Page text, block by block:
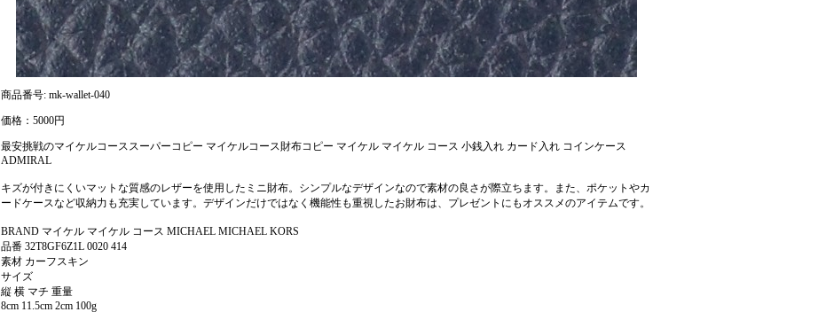
商品番号: mk-wallet-040
価格：5000円
最安挑戦のマイケルコーススーパーコピー マイケルコース財布コピー マイケル マイケル コース 小銭入れ カード入れ コインケース
ADMIRAL
キズが付きにくいマットな質感のレザーを使用したミニ財布。シンプルなデザインなので素材の良さが際立ちます。また、ポケットやカ
ードケースなど収納力も充実しています。デザインだけではなく機能性も重視したお財布は、プレゼントにもオススメのアイテムです。
BRAND マイケル マイケル コース MICHAEL MICHAEL KORS
品番 32T8GF6Z1L 0020 414
素材 カーフスキン
サイズ
縦 横 マチ 重量
8cm 11.5cm 2cm 100g